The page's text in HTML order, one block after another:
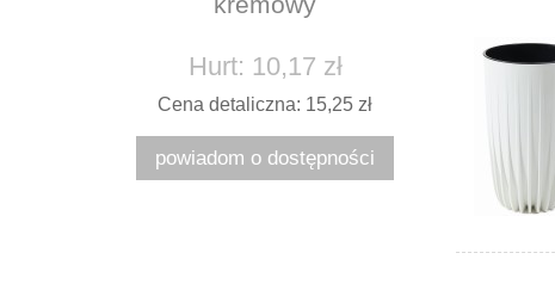
Hurt: 10,17 zł
Cena detaliczna: 15,25 zł
powiadom o dostępności